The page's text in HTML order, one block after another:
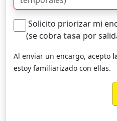
Solicito priorizar mi
(se cobra tasa por
Al enviar un encargo, acepto
estoy familiarizado con ellas.